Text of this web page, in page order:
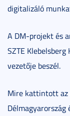
digitalizáló
A DM-projekt és
SZTE
vezetője beszél.
Mire kattintott az
Délmagyarország